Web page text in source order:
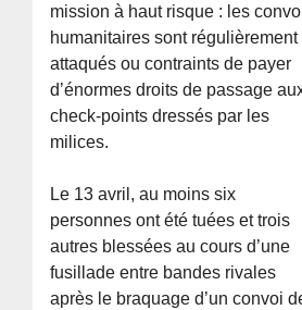
mission à haut risque : les
humanitaires sont régulièrement
attaqués ou contraints de payer
d’énormes droits de passage
check-points dressés par les
milices.
Le 13 avril, au moins six
personnes ont été tuées et trois
autres blessées au cours d’une
fusillade entre bandes rivales
après le braquage d’un convoi